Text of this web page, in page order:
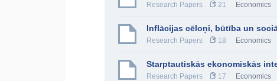
Research Papers 21 Economics
Inflācijas cēloņi, būtība un
Research Papers 18 Economics
Starptautiskās ekonomiskās
Research Papers 17 Economics